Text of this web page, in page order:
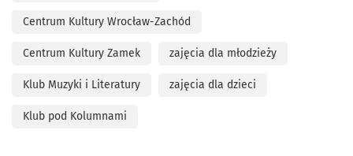
Centrum Kultury Wrocław-Zachód
Centrum Kultury Zamek zajęcia dla młodzieży
Klub Muzyki i Literatury zajęcia dla dzieci
Klub pod Kolumnami